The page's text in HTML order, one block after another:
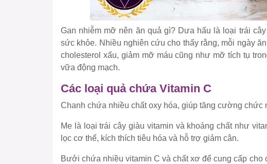
Gan nhiễm mỡ nên ăn quả gì? Dưa hấu là loại trái
sức khỏe. Nhiều nghiên cứu cho thấy rằng, mỗi ngày
cholesterol xấu, giảm mỡ máu cũng như mỡ tích tụ
vữa động mạch.
Các loại quả chứa Vitamin C
Chanh chứa nhiều chất oxy hóa, giúp tăng cường chức
Me là loại trái cây giàu vitamin và khoáng chất như
lọc cơ thể, kích thích tiêu hóa và hỗ trợ giảm cân.
Bưởi chứa nhiều vitamin C và chất xơ để cung cấp cho